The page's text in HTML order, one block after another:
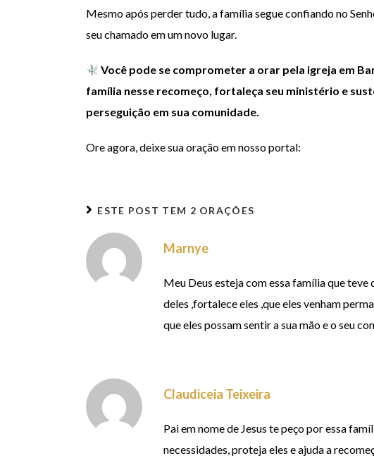
Mesmo após perder tudo, a família segue confiando no
seu chamado em um novo lugar.
Você pode se comprometer a orar pela igreja em
família nesse recomeço, fortaleça seu ministério e
perseguição em sua comunidade.
Ore agora, deixe sua oração em nosso portal:
ESTE POST TEM 2 ORAÇÕES
Marnye
Meu Deus esteja com essa família que
deles ,fortalece eles ,que eles venham
que eles possam sentir a sua mão e o seu
Claudiceia Teixeira
Pai em nome de Jesus te peço por essa
necessidades, proteja eles e ajuda a